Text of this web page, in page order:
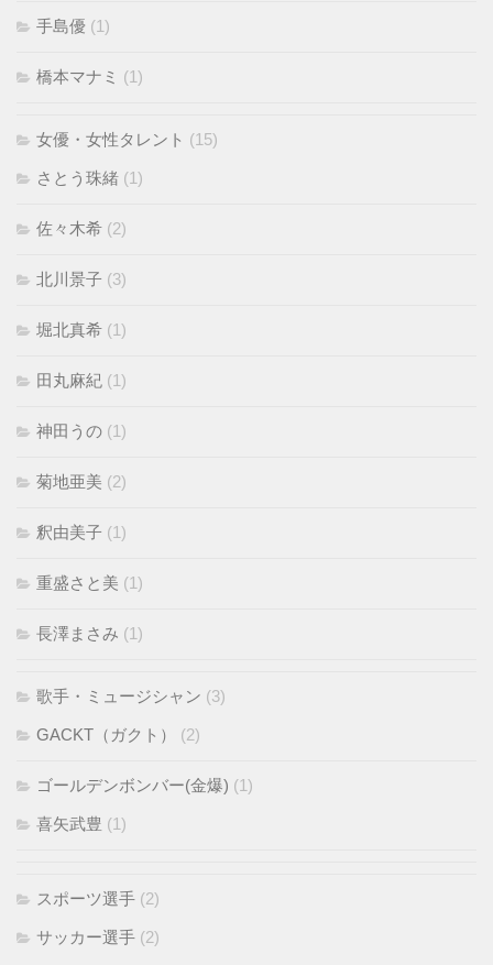
手島優 (1)
橋本マナミ (1)
女優・女性タレント (15)
さとう珠緒 (1)
佐々木希 (2)
北川景子 (3)
堀北真希 (1)
田丸麻紀 (1)
神田うの (1)
菊地亜美 (2)
釈由美子 (1)
重盛さと美 (1)
長澤まさみ (1)
歌手・ミュージシャン (3)
GACKT（ガクト） (2)
ゴールデンボンバー(金爆) (1)
喜矢武豊 (1)
スポーツ選手 (2)
サッカー選手 (2)